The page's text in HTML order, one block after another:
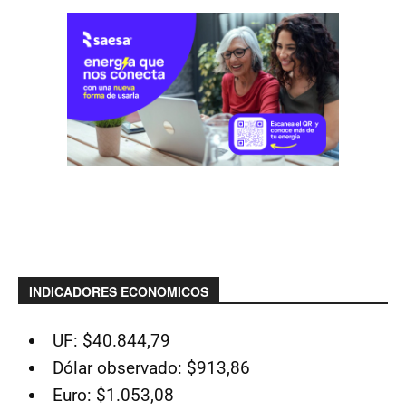
INDICADORES ECONOMICOS
UF: $40.844,79
Dólar observado: $913,86
Euro: $1.053,08